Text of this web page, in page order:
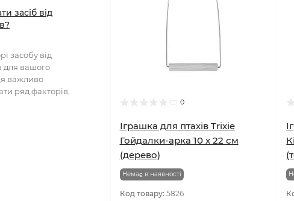
засіб від
засобу від
для вашого
важливо
ряд факторів,
0
Іграшка для птахів Trixie
Гойдалки-арка 10 x 22 см
(дерево)
Немає в наявності
Код товару: 5826